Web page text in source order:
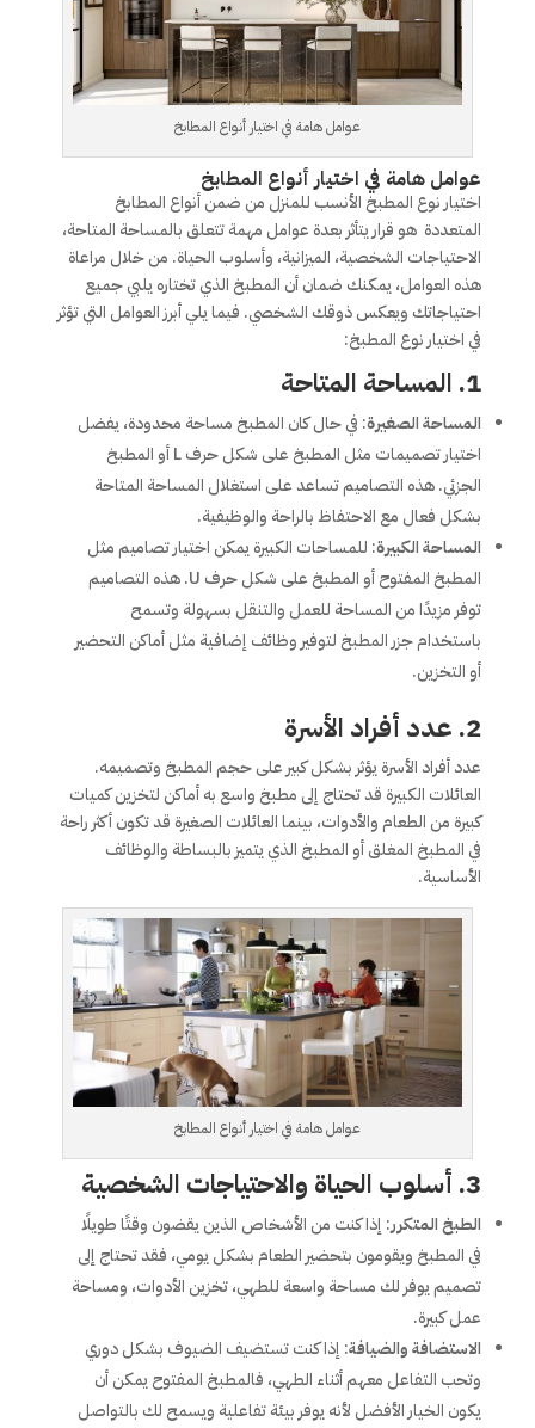
عوامل هامة في اختيار أنواع المطابخ
عوامل هامة في اختيار أنواع المطابخ
اختيار نوع المطبخ الأنسب للمنزل من ضمن أنواع المطابخ
المتعددة هو قرار يتأثر بعدة عوامل مهمة تتعلق بالمساحة المتاحة،
الاحتياجات الشخصية، الميزانية، وأسلوب الحياة. من خلال مراعاة
هذه العوامل، يمكنك ضمان أن المطبخ الذي تختاره يلبي جميع
احتياجاتك ويعكس ذوقك الشخصي. فيما يلي أبرز العوامل التي تؤثر
في اختيار نوع المطبخ:
1. المساحة المتاحة
المساحة الصغيرة: في حال كان المطبخ مساحة محدودة، يفضل
اختيار تصميمات مثل المطبخ على شكل حرف L أو المطبخ
الجزئي. هذه التصاميم تساعد على استغلال المساحة المتاحة
بشكل فعال مع الاحتفاظ بالراحة والوظيفية.
المساحة الكبيرة: للمساحات الكبيرة يمكن اختيار تصاميم مثل
المطبخ المفتوح أو المطبخ على شكل حرف U. هذه التصاميم
توفر مزيدًا من المساحة للعمل والتنقل بسهولة وتسمح
باستخدام جزر المطبخ لتوفير وظائف إضافية مثل أماكن التحضير
أو التخزين.
2. عدد أفراد الأسرة
عدد أفراد الأسرة يؤثر بشكل كبير على حجم المطبخ وتصميمه.
العائلات الكبيرة قد تحتاج إلى مطبخ واسع به أماكن لتخزين كميات
كبيرة من الطعام والأدوات، بينما العائلات الصغيرة قد تكون أكثر راحة
في المطبخ المغلق أو المطبخ الذي يتميز بالبساطة والوظائف
الأساسية.
عوامل هامة في اختيار أنواع المطابخ
3. أسلوب الحياة والاحتياجات الشخصية
الطبخ المتكرر: إذا كنت من الأشخاص الذين يقضون وقتًا طويلًا
في المطبخ ويقومون بتحضير الطعام بشكل يومي، فقد تحتاج إلى
تصميم يوفر لك مساحة واسعة للطهي، تخزين الأدوات، ومساحة
عمل كبيرة.
الاستضافة والضيافة: إذا كنت تستضيف الضيوف بشكل دوري
وتحب التفاعل معهم أثناء الطهي، فالمطبخ المفتوح يمكن أن
يكون الخيار الأفضل لأنه يوفر بيئة تفاعلية ويسمح لك بالتواصل